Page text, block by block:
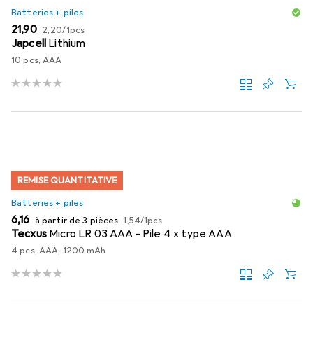
Batteries + piles
EUR
21,90 EUR
2,20/1pcs
Japcell Lithium
10 pcs, AAA
REMISE QUANTITATIVE
Batteries + piles
EUR
6,16 à partir de 3 pièces EUR
1,54/1pcs
Tecxus Micro LR 03 AAA - Pile 4 x type AAA
4 pcs, AAA, 1200 mAh